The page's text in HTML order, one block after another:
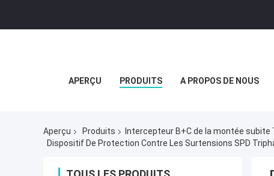
APERÇU PRODUITS A PROPOS DE NOUS
Aperçu Produits
Intercepteur B+C de la montée subite
Dispositif De Protection Contre Les Surtensions SPD